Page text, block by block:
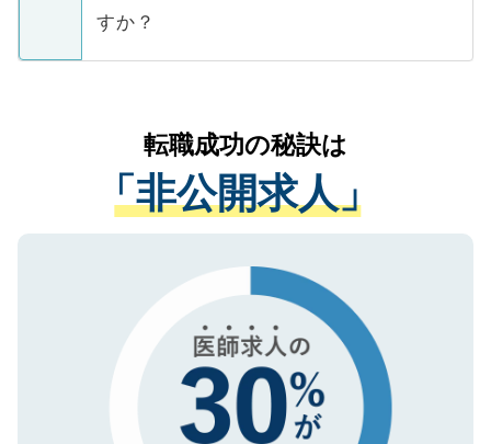
ています。
ご本人のキャリアアップおよび転職活動の
支援を目的に使用いたします。お預かりし
ているすべての個人データはご本人の許可
は、個人情報の取り扱いについての厳密な
管理基準を満たした事業者のみに付与され
る、プライバシーマークを取得済みです。
で、機密保持に関してもご安心ください。
すか？
かがいして、現在の医療機関の状況や紹介
経験をまじえながら、適切なアドバイスを
させていただきます。すぐにご転職をされ
ない方には、長期的なサポートが可能です
ので、まずはご登録ください。
転職成功の秘訣は
「非公開求人」